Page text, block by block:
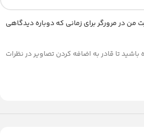
من در مرورگر برای زمانی که دوباره دیدگاهی
تا قادر به اضافه کردن تصاویر در نظرات